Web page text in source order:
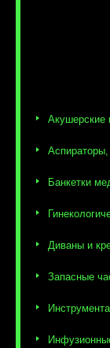
Акушерские
Банкетки
Диваны и
Запасные